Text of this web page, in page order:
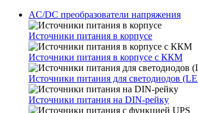
AC/DC преобразователи напряжения
Источники питания в корпусе
Источники питания в корпусе с ККМ
Источники питания для светодиодов
Источники питания на DIN-рейку